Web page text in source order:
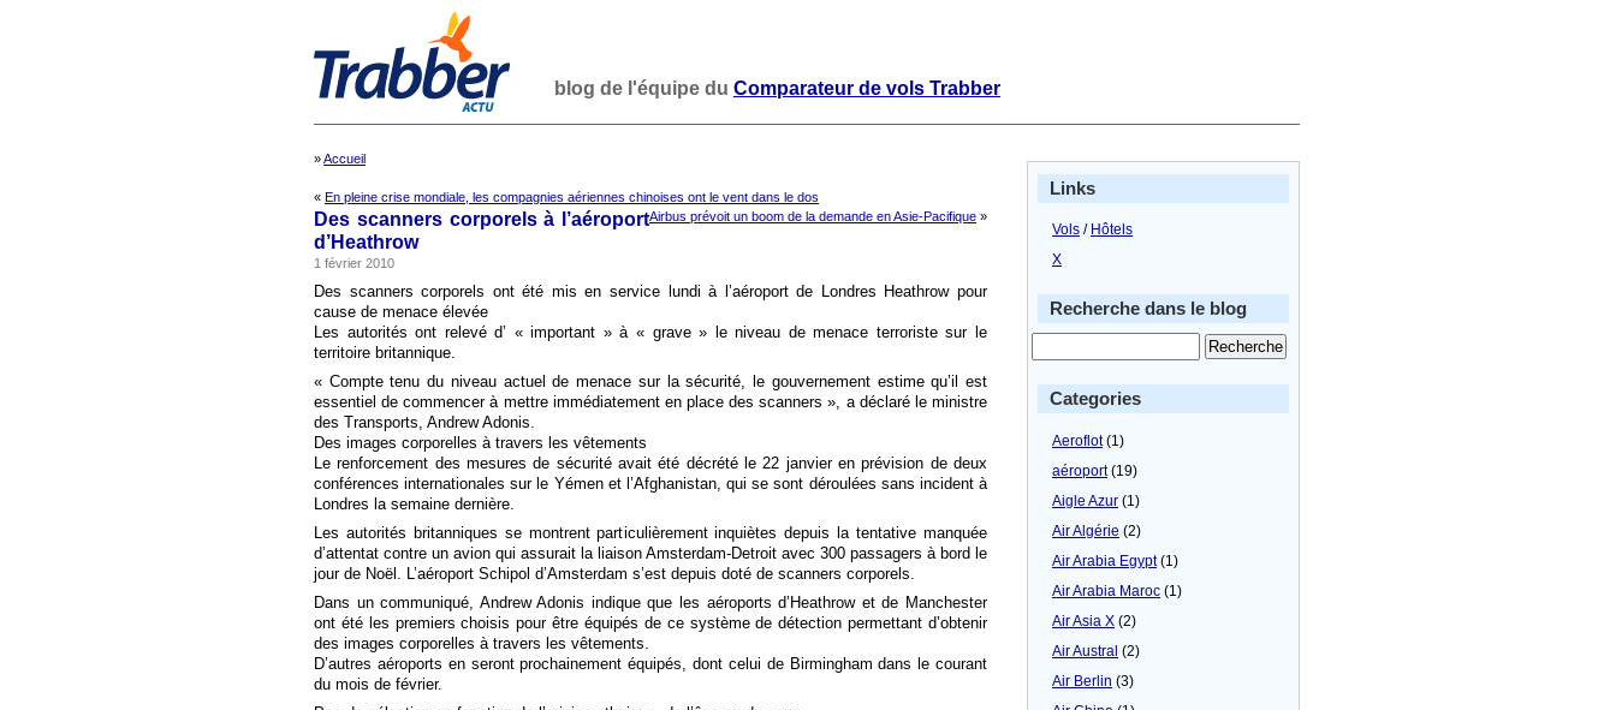
blog de l'équipe du Comparateur de vols Trabber
»Accueil
« En pleine crise mondiale, les compagnies aériennes chinoises ont le vent dans le dos
Airbus prévoit un boom de la demande en Asie-Pacifique »
Des scanners corporels à l’aéroport
d’Heathrow
1 février 2010
Des scanners corporels ont été mis en service lundi à l’aéroport de Londres Heathrow pour
cause de menace élevée
Les autorités ont relevé d’ « important » à « grave » le niveau de menace terroriste sur le
territoire britannique.
« Compte tenu du niveau actuel de menace sur la sécurité, le gouvernement estime qu’il est
essentiel de commencer à mettre immédiatement en place des scanners », a déclaré le ministre
des Transports, Andrew Adonis.
Des images corporelles à travers les vêtements
Le renforcement des mesures de sécurité avait été décrété le 22 janvier en prévision de deux
conférences internationales sur le Yémen et l’Afghanistan, qui se sont déroulées sans incident à
Londres la semaine dernière.
Les autorités britanniques se montrent particulièrement inquiètes depuis la tentative manquée
d’attentat contre un avion qui assurait la liaison Amsterdam-Detroit avec 300 passagers à bord le
jour de Noël. L’aéroport Schipol d’Amsterdam s’est depuis doté de scanners corporels.
Dans un communiqué, Andrew Adonis indique que les aéroports d’Heathrow et de Manchester
ont été les premiers choisis pour être équipés de ce système de détection permettant d’obtenir
des images corporelles à travers les vêtements.
D’autres aéroports en seront prochainement équipés, dont celui de Birmingham dans le courant
du mois de février.
Links
Vols / Hôtels
X
Recherche dans le blog
Categories
Aeroflot(1)
aéroport(19)
Aigle Azur (1)
Air Algérie (2)
Air Arabia Egypt(1)
Air Arabia Maroc (1)
Air Asia X (2)
Air Austral (2)
Air Berlin (3)